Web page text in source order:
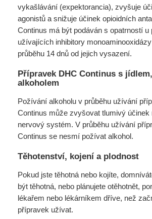
vykašlávání (expektorancia), zvyšuje
agonistů a snižuje účinek opioidních
Continus má být podáván s opatrností u
užívajících inhibitory
průběhu 14 dnů od jejich vysazení.
Přípravek DHC Continus s
alkoholem
Požívání alkoholu v průběhu užívání
Continus může zvyšovat tlumivý účinek
nervový systém. V průběhu užívání
Continus se nesmí požívat alkohol.
Těhotenství, kojení a plodnost
Pokud jste těhotná nebo kojíte,
být těhotná, nebo plánujete otěhotnět,
lékařem nebo lékárníkem dříve, než
přípravek užívat.